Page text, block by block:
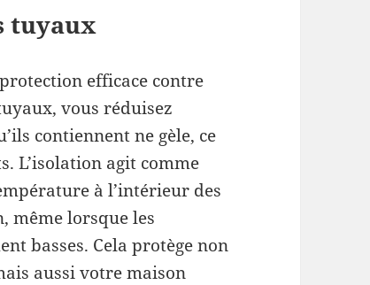
tuyaux
efficace contre
vous réduisez
contiennent ne gèle, ce
L’isolation agit comme
à l’intérieur des
même lorsque les
basses. Cela protège non
aussi votre maison